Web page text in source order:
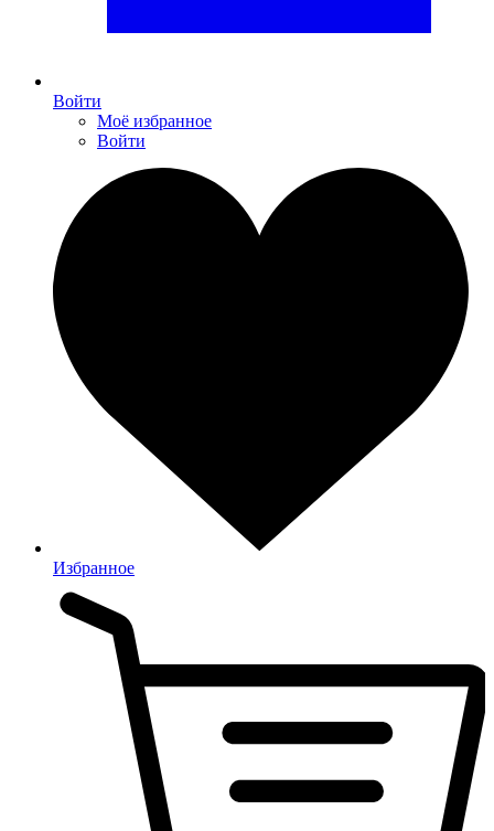
Войти
Моё избранное
Войти
Избранное